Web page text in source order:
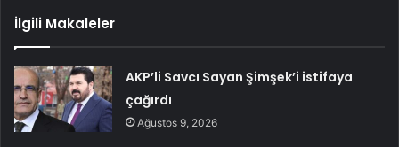
İlgili Makaleler
AKP’li Savcı Sayan Şimşek’i istifaya
çağırdı
Ağustos 9, 2026